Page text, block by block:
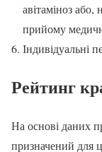
авітаміноз або,
прийому
Індивідуальні
Рейтинг
На основі даних
призначений для